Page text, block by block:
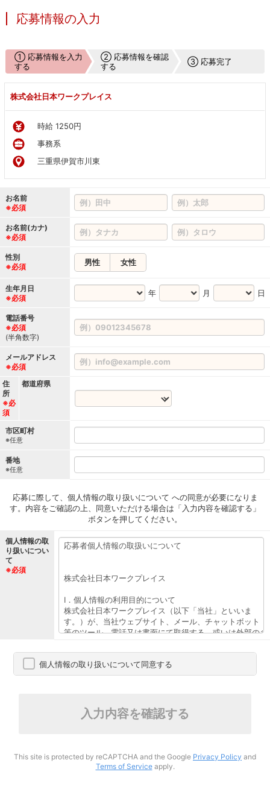
応募情報の入力
① 応募情報を入力
する
② 応募情報を確認
する
③ 応募完了
株式会社日本ワークプレイス
時給 1250円
事務系
三重県伊賀市川東
お名前
※必須
お名前(カナ)
※必須
性別
※必須
男性 女性
生年月日
※必須
年 月 日
電話番号
※必須
(半角数字)
メールアドレス
※必須
住
所
※必
須
都道府県
市区町村
※任意
番地
※任意
応募に際して、個人情報の取り扱いについて への同意が必要になりま
す。内容をご確認の上、同意いただける場合は「入力内容を確認する」
ボタンを押してください。
個人情報の取
り扱いについ
て
※必須
個人情報の取り扱いについて同意する
入力内容を確認する
This site is protected by reCAPTCHA and the Google Privacy Policy and
Terms of Serviceapply.